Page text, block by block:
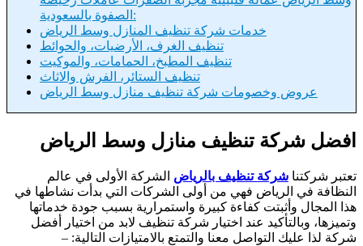
الصفوة بالسعودية:
خدمات شركة تنظيف المنازل وسط الرياض
تنظيف الغرف، الأرضيات، والحوائط
تنظيف المطبخ، الحمامات، والموكيت
تنظيف الستائر، الفرش والاثاث
عروض وخصومات شركة تنظيف منازل وسط الرياض
افضل شركة تنظيف منازل وسط الرياض
تعتبر شركتنا شركة تنظيف بالرياض الشركة الأولى في عالم
النظافة في الرياض فهي من أولى الشركات التي بدأت نشاطها في
هذا المجال وأثبتت كفاءة كبيرة واستمرارية بسبب جودة خدماتها
وتميزها، وبالتأكيد عند اختيار شركة تنظيف لابد من اختيار أفضل
شركة لذا عليك التواصل معنا والتمتع بالامتيازات التالية: –